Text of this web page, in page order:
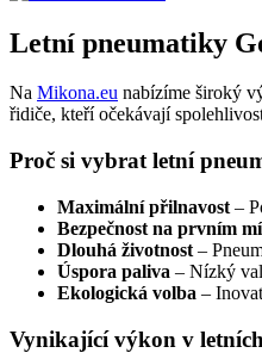
Letní pneumatiky
Na Mikona.eu nabízíme široký
řidiče, kteří očekávají
Proč si vybrat letní
Maximální přilnavost –
Bezpečnost na prvním
Dlouhá životnost –
Úspora paliva – Nízký
Ekologická volba –
Vynikající výkon v